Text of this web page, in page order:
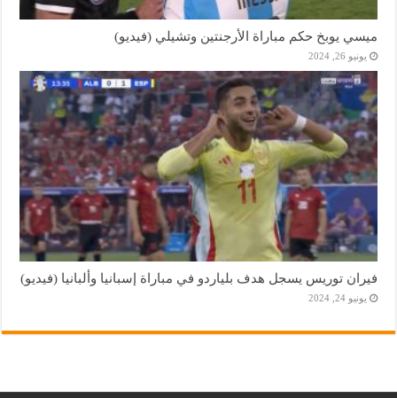
ميسي يوبخ حكم مباراة الأرجنتين وتشيلي (فيديو)
يونيو 26, 2024
فيران توريس يسجل هدف بلياردو في مباراة إسبانيا وألبانيا (فيديو)
يونيو 24, 2024